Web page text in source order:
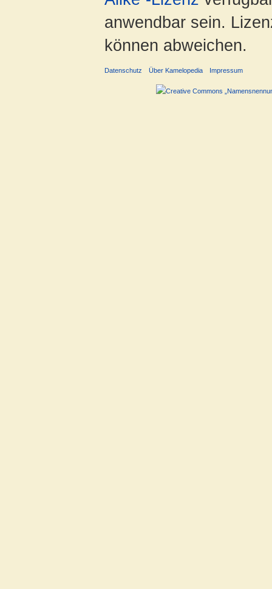
anwendbar sein.
können abweichen.
Datenschutz Über Kamelopedia Impressum